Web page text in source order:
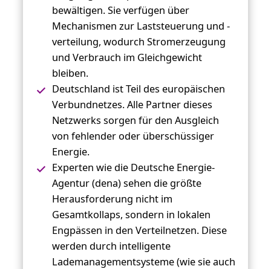
bewältigen. Sie verfügen über
Mechanismen zur Laststeuerung und -
verteilung, wodurch Stromerzeugung
und Verbrauch im Gleichgewicht
bleiben.
Deutschland ist Teil des europäischen
Verbundnetzes. Alle Partner dieses
Netzwerks sorgen für den Ausgleich
von fehlender oder überschüssiger
Energie.
Experten wie die Deutsche Energie-
Agentur (dena) sehen die größte
Herausforderung nicht im
Gesamtkollaps, sondern in lokalen
Engpässen in den Verteilnetzen. Diese
werden durch intelligente
Lademanagementsysteme (wie sie auch